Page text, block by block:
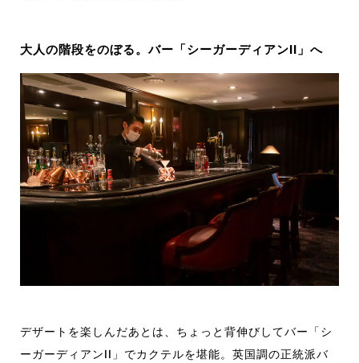
大人の階段をのぼる。バー「シーガーディアンII」へ
デザートを楽しんだあとは、ちょっと背伸びしてバー「シ
ーガーディアンII」でカクテルを堪能。英国調の正統派バ